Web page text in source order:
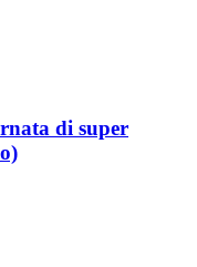
di super